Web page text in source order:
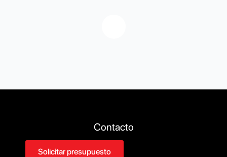
Contacto
Solicitar presupuesto